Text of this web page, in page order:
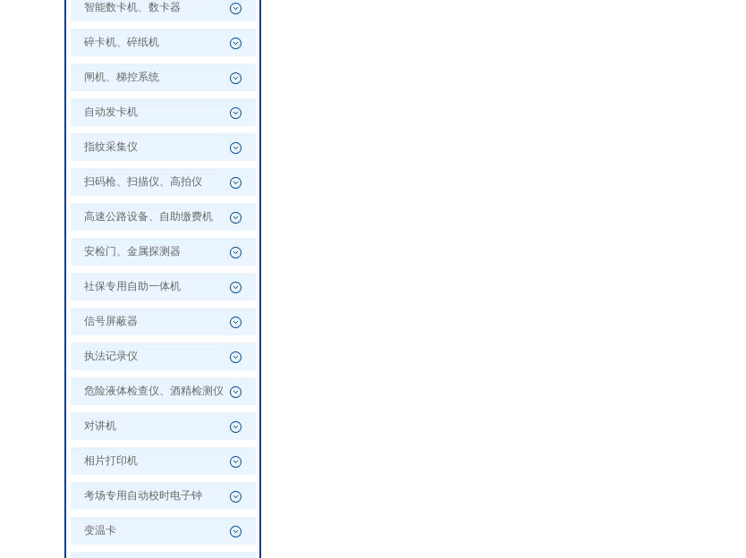
智能数卡机、数卡器
碎卡机、碎纸机
闸机、梯控系统
自动发卡机
指纹采集仪
扫码枪、扫描仪、高拍仪
高速公路设备、自助缴费机
安检门、金属探测器
社保专用自助一体机
信号屏蔽器
执法记录仪
危险液体检查仪、酒精检测仪
对讲机
相片打印机
考场专用自动校时电子钟
变温卡